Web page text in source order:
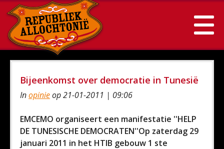
Bijeenkomst over democratie in Tunesië
Inopinieop 21-01-2011 | 09:06
EMCEMO organiseert een manifestatie ''HELP
DE TUNESISCHE DEMOCRATEN''Op zaterdag 29
januari 2011 in het HTIB gebouw 1 ste